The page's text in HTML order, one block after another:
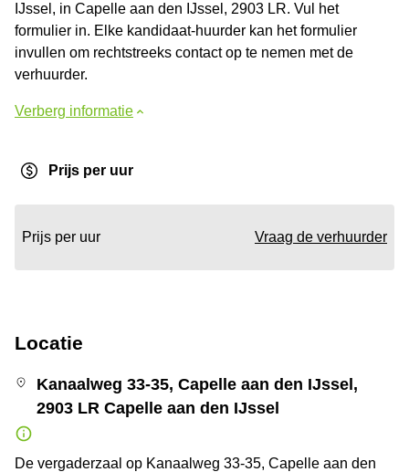
IJssel, in Capelle aan den IJssel, 2903 LR. Vul het
formulier in. Elke kandidaat-huurder kan het formulier
invullen om rechtstreeks contact op te nemen met de
verhuurder.
Verberg informatie
Prijs per uur
Prijs per uur Vraag de verhuurder
Locatie
Kanaalweg 33-35, Capelle aan den IJssel,
2903 LR Capelle aan den IJssel
De vergaderzaal op Kanaalweg 33-35, Capelle aan den